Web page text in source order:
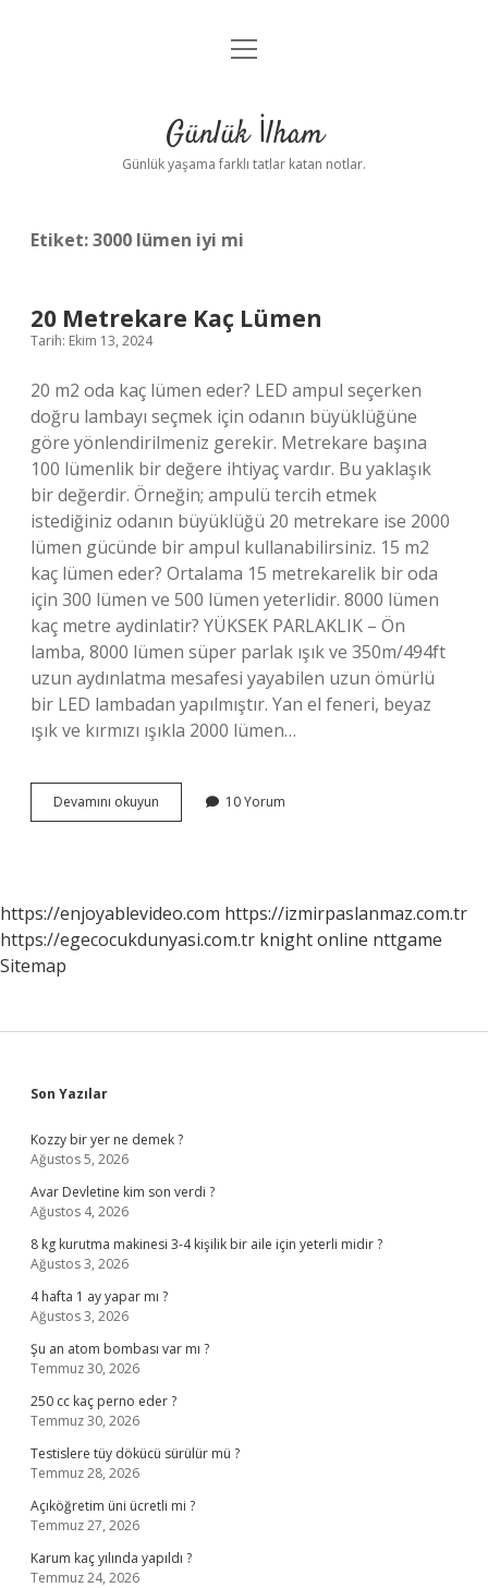
Anasayfa
Yasal Uyarı
menüyü
Günlük İlham
Günlük yaşama farklı tatlar katan notlar.
Etiket:3000 lümen iyi mi
20 Metrekare Kaç Lümen
Tarih: Ekim 13, 2024
20 m2 oda kaç lümen eder? LED ampul seçerken
doğru lambayı seçmek için odanın büyüklüğüne
göre yönlendirilmeniz gerekir. Metrekare başına
100 lümenlik bir değere ihtiyaç vardır. Bu yaklaşık
bir değerdir. Örneğin; ampulü tercih etmek
istediğiniz odanın büyüklüğü 20 metrekare ise 2000
lümen gücünde bir ampul kullanabilirsiniz. 15 m2
kaç lümen eder? Ortalama 15 metrekarelik bir oda
için 300 lümen ve 500 lümen yeterlidir. 8000 lümen
kaç metre aydinlatir? YÜKSEK PARLAKLIK – Ön
lamba, 8000 lümen süper parlak ışık ve 350m/494ft
uzun aydınlatma mesafesi yayabilen uzun ömürlü
bir LED lambadan yapılmıştır. Yan el feneri, beyaz
ışık ve kırmızı ışıkla 2000 lümen…
Devamını okuyun
Metrekare
10 Yorum
https://enjoyablevideo.com https://izmirpaslanmaz.com.tr
https://egecocukdunyasi.com.tr knight online nttgame
Sitemap
Sidebar
Son Yazılar
Kozzy bir yer ne demek ?
Ağustos 5, 2026
Avar Devletine kim son verdi ?
Ağustos 4, 2026
8 kg kurutma makinesi 3-4 kişilik bir aile için yeterli midir ?
Ağustos 3, 2026
4 hafta 1 ay yapar mı ?
Ağustos 3, 2026
Şu an atom bombası var mı ?
Temmuz 30, 2026
250 cc kaç perno eder ?
Temmuz 30, 2026
Testislere tüy dökücü sürülür mü ?
Temmuz 28, 2026
Açıköğretim üni ücretli mi ?
Temmuz 27, 2026
Karum kaç yılında yapıldı ?
Temmuz 24, 2026